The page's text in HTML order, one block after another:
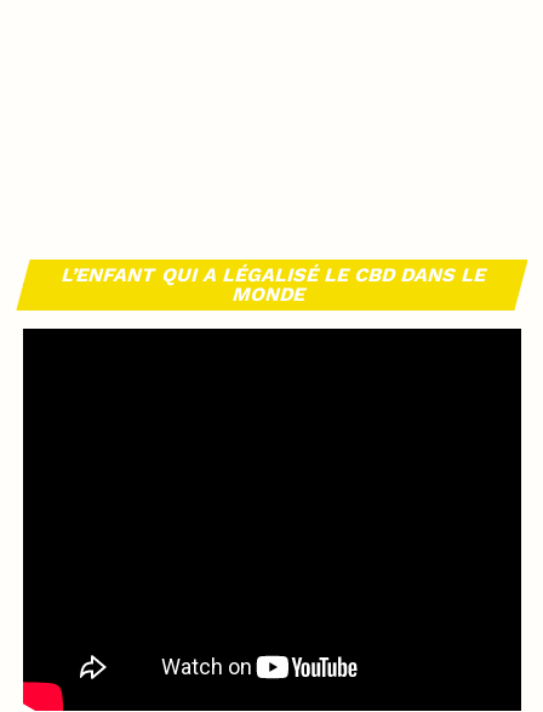
L’ENFANT QUI A LÉGALISÉ LE CBD DANS LE
MONDE